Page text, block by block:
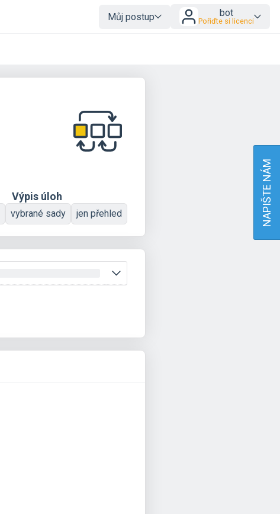
Můj postup bot
Pořiďte si licenci
Výpis úloh
vybrané sady jen přehled NAPIŠTE NÁM